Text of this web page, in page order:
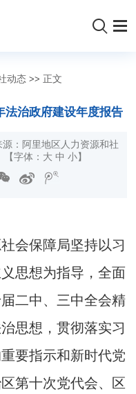
动态 >> 正文
法治政府建设年度报告
：阿里地区人力资源和社
字体： 大 中 小 】
会保障局坚持以习
思想为指导，全面
二中、三中全会精
思想，贯彻落实习
要指示和新时代党
第十次党代会、区